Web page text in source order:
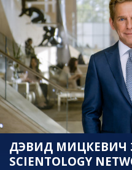
ДЭВИД МИЦКЕВИЧ
SCIENTOLOGY